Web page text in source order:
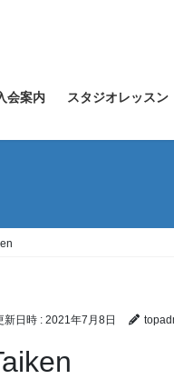
会案内 スタジオレッスン
新日時 : 2021年7月8日